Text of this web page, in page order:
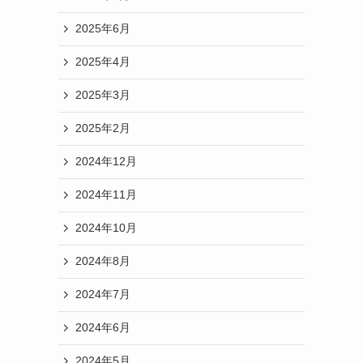
2025年6月
2025年4月
2025年3月
2025年2月
2024年12月
2024年11月
2024年10月
2024年8月
2024年7月
2024年6月